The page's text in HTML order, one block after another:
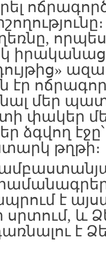
էր
մեր
փակեր
ձգվող
թղթի։
է
սրտում, և
է